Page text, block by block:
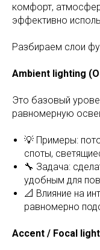
комфорт,
эффективно
Разбираем слои
Ambient lighting
Это базовый
равномерную
💡 Примеры:
споты,
🔧 Задача:
удобным для
📐 Влияние на
равномерно
Accent / Focal